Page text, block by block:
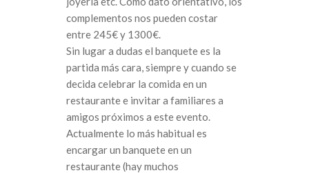
complementos nos pueden costar
entre 245€ y 1300€.
Sin lugar a dudas el banquete es la
partida más cara, siempre y cuando se
decida celebrar la comida en un
restaurante e invitar a familiares a
amigos próximos a este evento.
Actualmente lo más habitual es
encargar un banquete en un
restaurante (hay muchos